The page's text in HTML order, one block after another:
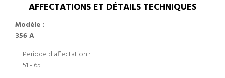
AFFECTATIONS ET DÉTAILS TECHNIQUES
Modèle :
356 A
Periode d'affectation :
51 - 65